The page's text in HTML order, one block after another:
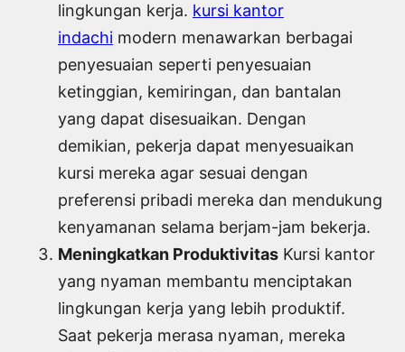
lingkungan kerja. kursi kantor
indachi modern menawarkan berbagai
penyesuaian seperti penyesuaian
ketinggian, kemiringan, dan bantalan
yang dapat disesuaikan. Dengan
demikian, pekerja dapat menyesuaikan
kursi mereka agar sesuai dengan
preferensi pribadi mereka dan mendukung
kenyamanan selama berjam-jam bekerja.
Meningkatkan Produktivitas Kursi kantor
yang nyaman membantu menciptakan
lingkungan kerja yang lebih produktif.
Saat pekerja merasa nyaman, mereka